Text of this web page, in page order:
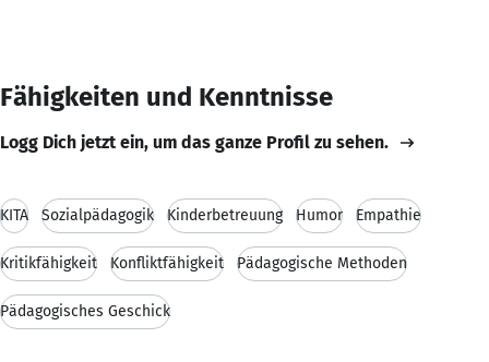
Fähigkeiten und Kenntnisse
Logg Dich jetzt ein, um das ganze Profil zu sehen.
KITA Sozialpädagogik Kinderbetreuung Humor Empathie
Kritikfähigkeit Konfliktfähigkeit Pädagogische Methoden
Pädagogisches Geschick